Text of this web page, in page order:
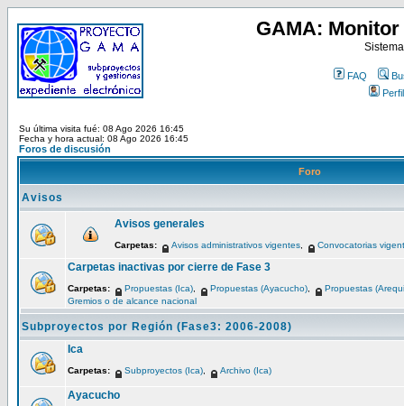
GAMA:
FAQ
Perfil
Su última visita fué: 08 Ago 2026 16:45
Fecha y hora actual: 08 Ago 2026 16:45
Foros de discusión
Foro
Avisos
Avisos generales
Carpetas: Avisos administrativos vigentes Convocatorias
Carpetas inactivas por cierre de Fase 3
Carpetas: Propuestas (Ica) Propuestas (Ayacucho)
Propuestas
Gremios o de alcance nacional
Subproyectos por Región (Fase3: 2006-2008)
Ica
Carpetas: Subproyectos (Ica) Archivo (Ica)
Ayacucho